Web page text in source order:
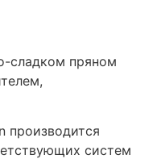
сладком пряном
производится
систем